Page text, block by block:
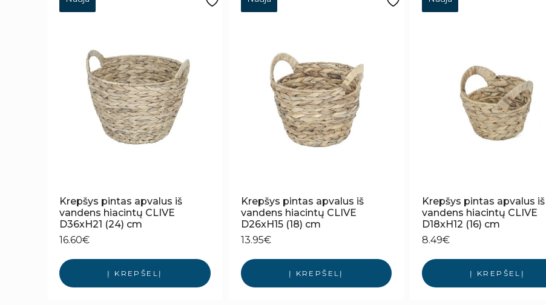
Krepšys pintas apvalus iš
vandens hiacintų CLIVE
D36xH21 (24) cm
16.60€
Į KREPŠELĮ
Krepšys pintas apvalus iš
vandens hiacintų CLIVE
D26xH15 (18) cm
13.95€
Į KREPŠELĮ
Krepšys pintas apvalus iš
vandens hiacintų CLIVE
D18xH12 (16) cm
8.49€
Į KREPŠELĮ